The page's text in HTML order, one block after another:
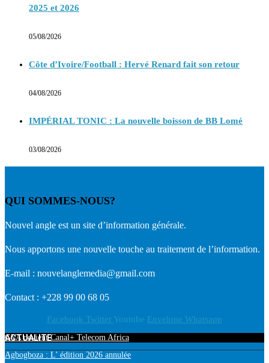
2025 et 2026
05/08/2026
Côte d’Ivoire/Football : Hervé Renard fait son retour
04/08/2026
IMPÉRIAL TONIC : La nouvelle boisson de BB Lomé
03/08/2026
QUI SOMMES-NOUS?
Nouvel angle est un site d’information générale.
Nous apportons une nouvelle touche au traitement de l’information.
E-mail : nouvelanglemedia@gmail.com
Contact : +228 99 00 68 05
Facebook Twitter Youtube Envelope Whatsapp
ACTUALITE
GVA devient Canal+ Telecom Africa
Agbogboza : L’ édition 2026 annulée